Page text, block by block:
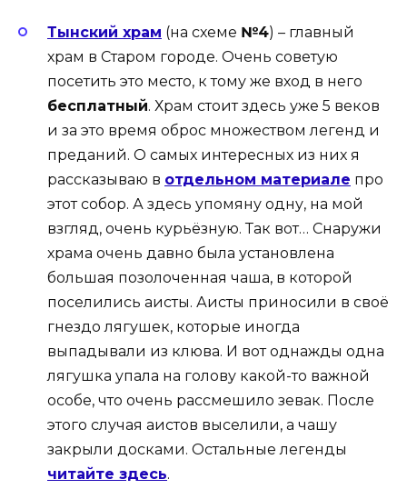
Тынский храм (на схеме №4) – главный
храм в Старом городе. Очень советую
посетить это место, к тому же вход в него
бесплатный. Храм стоит здесь уже 5 веков
и за это время оброс множеством легенд и
преданий. О самых интересных из них я
рассказываю в отдельном материале про
этот собор. А здесь упомяну одну, на мой
взгляд, очень курьёзную. Так вот… Снаружи
храма очень давно была установлена
большая позолоченная чаша, в которой
поселились аисты. Аисты приносили в своё
гнездо лягушек, которые иногда
выпадывали из клюва. И вот однажды одна
лягушка упала на голову какой-то важной
особе, что очень рассмешило зевак. После
этого случая аистов выселили, а чашу
закрыли досками. Остальные легенды
читайте здесь.